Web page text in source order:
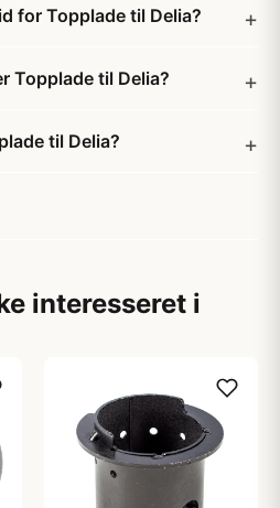
for Topplade til Delia?
Topplade til Delia?
til Delia?
interesseret i